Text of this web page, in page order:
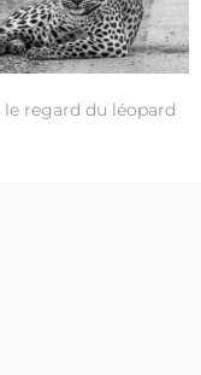
le regard du léopard